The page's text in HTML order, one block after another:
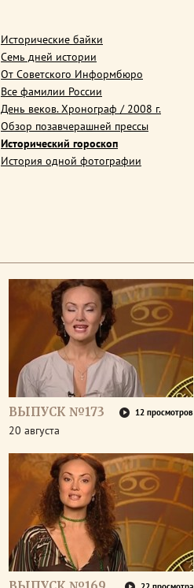
Исторические байки
Семь дней истории
От Советского Информбюро
Все фамилии России
День веков. Хронограф / 2008 г.
Обзор позавчерашней прессы
Исторический гороскоп
История одной фотографии
ВЫПУСК №173 12 просмотров
20 августа